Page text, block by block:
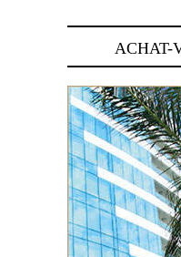
ACHAT-